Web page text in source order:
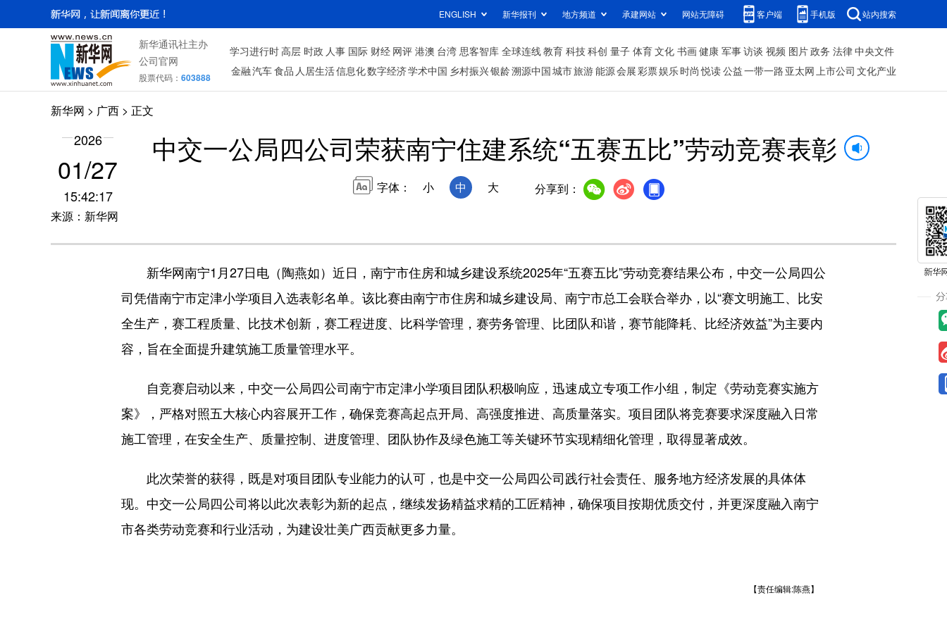
ENGLISH 新华报刊 地方频道 承建网站 网站无障碍 客户端 手机版 站内搜索
新华通讯社主办
公司官网
股票代码： 603888
学习进行时高层 时政 人事 国际 财经 网评 港澳 台湾 思客智库 全球连线教育 科技科创 量子 体育文化 书画健康 军事访谈 视频 图片政务 法律中央文件
金融汽车食品 人居生活信息化数字经济学术中国 乡村振兴银龄溯源中国城市旅游能源会展彩票娱乐时尚 悦读公益一带一路 亚太网上市公司 文化产业
新华网 > 广西 > 正文
2026
01/27
15:42:17
来源：新华网
中交一公局四公司荣获南宁住建系统“五赛五比”劳动竞赛表彰
字体： 小 中 大 分享到：
新华网南宁1月27日电（陶燕如）近日，南宁市住房和城乡建设系统2025年“五赛五比”劳动竞赛结果公布，中交一公局四公
司凭借南宁市定津小学项目入选表彰名单。该比赛由南宁市住房和城乡建设局、南宁市总工会联合举办，以“赛文明施工、比安
全生产，赛工程质量、比技术创新，赛工程进度、比科学管理，赛劳务管理、比团队和谐，赛节能降耗、比经济效益”为主要内
容，旨在全面提升建筑施工质量管理水平。
自竞赛启动以来，中交一公局四公司南宁市定津小学项目团队积极响应，迅速成立专项工作小组，制定《劳动竞赛实施方
案》，严格对照五大核心内容展开工作，确保竞赛高起点开局、高强度推进、高质量落实。项目团队将竞赛要求深度融入日常
施工管理，在安全生产、质量控制、进度管理、团队协作及绿色施工等关键环节实现精细化管理，取得显著成效。
此次荣誉的获得，既是对项目团队专业能力的认可，也是中交一公局四公司践行社会责任、服务地方经济发展的具体体
现。中交一公局四公司将以此次表彰为新的起点，继续发扬精益求精的工匠精神，确保项目按期优质交付，并更深度融入南宁
市各类劳动竞赛和行业活动，为建设壮美广西贡献更多力量。
【责任编辑:陈燕】